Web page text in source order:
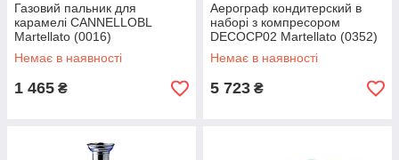
Газовий пальник для
карамелі CANNELLOBL
Martellato (0016)
Немає в наявності
1 465 ₴
Аерограф кондитерский в
наборі з компресором
DECOCP02 Martellato (0352)
Немає в наявності
5 723 ₴